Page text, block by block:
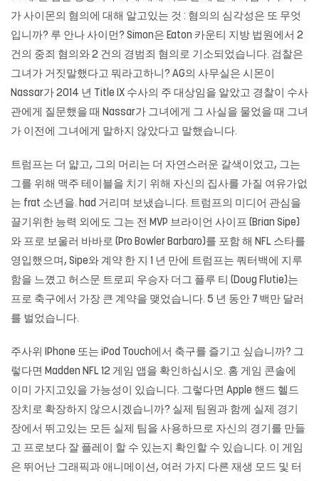
가 사이몬의 혐의에 대해 알고있는 것 : 혐의의 심각성은 또 무엇
입니까? 루 안나 사이먼? Simon은 Eaton 카운티 지방 법원에서 2
건의 중죄 혐의와 2 건의 경범죄 혐의로 기소되었습니다. 검찰은
그녀가 거짓말했다고 뭐라고하니? AG의 사무실은 시몬이
Nassar가 2014 년 Title IX 수사의 주 대상임을 알았고 경찰이 수사
관에게 질문했을 때 Nassar가 그녀에게 그 사실을 물었을 때 그녀
가 이전에 그녀에게 말하지 않았다고 말했습니다.
트럼프는 더 얇고, 그의 머리는 더 자연스러운 갈색이었고, 그는
그를 위해 맥주 테이블을 치기 위해 자신의 집사를 가질 여유가없
는 frat 소년을. had 거리며 보냈습니다. 트럼프의 미디어 관심을
끌기위한 능력 외에도 그는 전 MVP 브라이언 사이프 (Brian Sipe)
와 프로 보울러 바바로 (Pro Bowler Barbaro)를 포함 해 NFL 스타를
영입했으며, Sipe와 계약 한 지 1 년 만에 트럼프는 쿼터백에 지루
함을 느꼈고 허스문 트로피 우승자 더그 플루 티 (Doug Flutie)는
프로 축구에서 가장 큰 계약을 맺었습니다. 5 년 동안 7 백만 달러
를 벌었습니다.
주사위 IPhone 또는 iPod Touch에서 축구를 즐기고 싶습니까? 그
렇다면 Madden NFL 12 게임 앱을 확인하십시오. 홈 게임 콘솔에
이미 가지고있을 가능성이 있습니다. 그렇다면 Apple 핸드 헬드
장치로 확장하지 않으시겠습니까? 실제 팀원과 함께 실제 경기
장에서 뛰고있는 모든 실제 팀을 사용하므로 자신의 경기를 만들
고 프로보다 잘 플레이 할 수 있는지 확인할 수 있습니다. 이 게임
은 뛰어난 그래픽과 애니메이션, 여러 가지 다른 재생 모드 및 터